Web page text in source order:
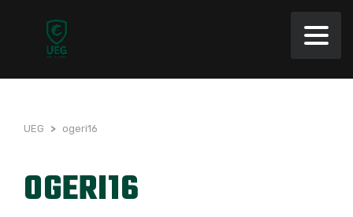
UEG > ogeri16
OGERI16